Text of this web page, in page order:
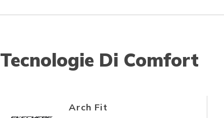
Tecnologie Di Comfort
Arch Fit